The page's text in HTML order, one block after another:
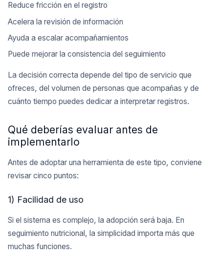
Reduce fricción en el registro
Acelera la revisión de información
Ayuda a escalar acompañamientos
Puede mejorar la consistencia del seguimiento
La decisión correcta depende del tipo de servicio que
ofreces, del volumen de personas que acompañas y de
cuánto tiempo puedes dedicar a interpretar registros.
Qué deberías evaluar antes de
implementarlo
Antes de adoptar una herramienta de este tipo, conviene
revisar cinco puntos:
1) Facilidad de uso
Si el sistema es complejo, la adopción será baja. En
seguimiento nutricional, la simplicidad importa más que
muchas funciones.